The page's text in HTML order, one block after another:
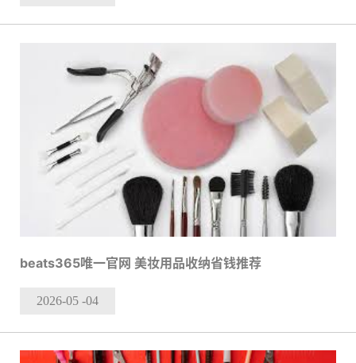
beats365唯一官网 美妆用品收纳省钱推荐
2026-05 -04